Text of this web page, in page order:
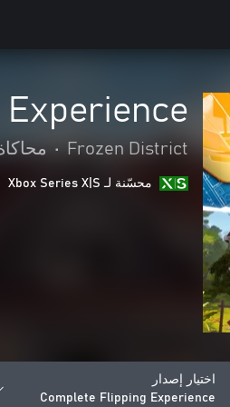
Frozen District
•
محسّنة لـ Xbox Series X|S
اختيار إصدار
Complete Flipping Experience